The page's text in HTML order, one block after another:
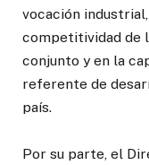
vocación
competitividad de
conjunto y en la
referente de
país.
Por su parte, el